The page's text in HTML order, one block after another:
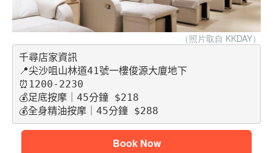
（照片取自 KKDAY）
千尋店家資訊
📍尖沙咀山林道41號一樓俊源大廈地下
⏰1200-2230
💰足底按摩｜45分鐘 $218
💰全身精油按摩｜45分鐘 $288
Book Now